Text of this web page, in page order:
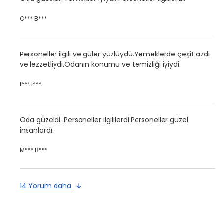
O*** B***
Personeller ilgili ve güler yüzlüydü.Yemeklerde çeşit azdı
ve lezzetliydi.Odanın konumu ve temizliği iyiydi.
I*** I***
Oda güzeldi. Personeller ilgililerdi.Personeller güzel
insanlardı.
M*** B***
14 Yorum daha